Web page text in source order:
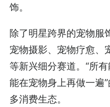
饰。
除了明星跨界的宠物服
宠物摄影、宠物疗愈、
等新兴细分赛道。“所
能在宠物身上再做一遍
多消费生态。